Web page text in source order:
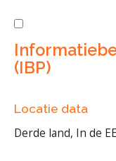
(IBP)
Locatie data
Derde land, In de